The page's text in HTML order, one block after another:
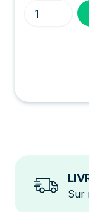
Quantité
Sur